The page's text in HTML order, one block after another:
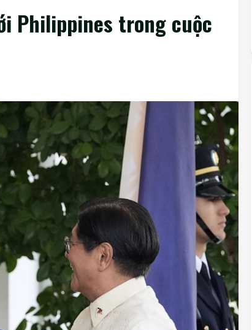
Philippines trong cuộc